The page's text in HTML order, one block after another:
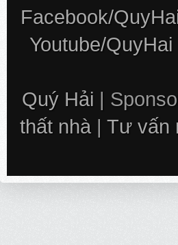
Facebook/
Youtube/QuyHai
Quý Hải |
thất nhà | Tư vấn